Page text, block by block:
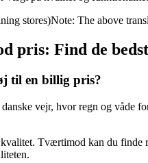
stores)Note: The above
pris: Find de
til en billig pris?
vejr, hvor regn og våde
Tværtimod kan du